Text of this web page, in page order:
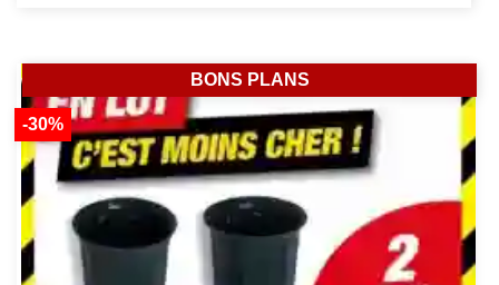
-30%
BONS PLANS